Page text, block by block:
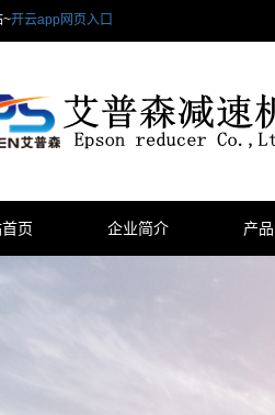
~开云app网页入口
页 企业简介 产